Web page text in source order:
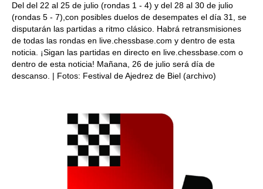
Del del 22 al 25 de julio (rondas 1 - 4) y del 28 al 30 de julio
(rondas 5 - 7),con posibles duelos de desempates el día 31, se
disputarán las partidas a ritmo clásico. Habrá retransmisiones
de todas las rondas en live.chessbase.com y dentro de esta
noticia. ¡Sigan las partidas en directo en live.chessbase.com o
dentro de esta noticia! Mañana, 26 de julio será día de
descanso. | Fotos: Festival de Ajedrez de Biel (archivo)